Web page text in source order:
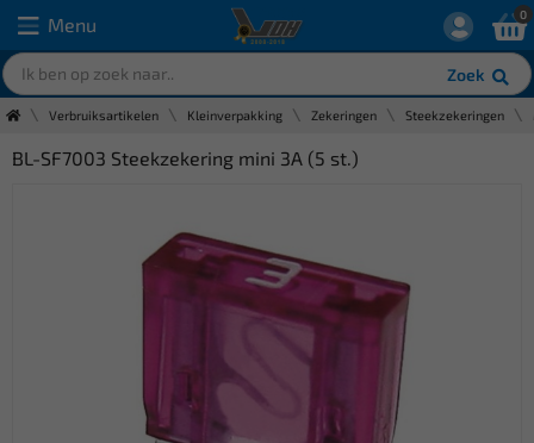
Menu
Zoek
0
Verbruiksartikelen Kleinverpakking Zekeringen Steekzekeringen
BL-SF7003 Steekzekering mini 3A (5 st.)